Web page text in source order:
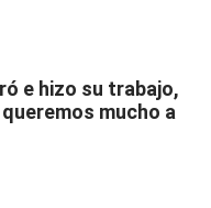
e hizo su trabajo,
mucho a